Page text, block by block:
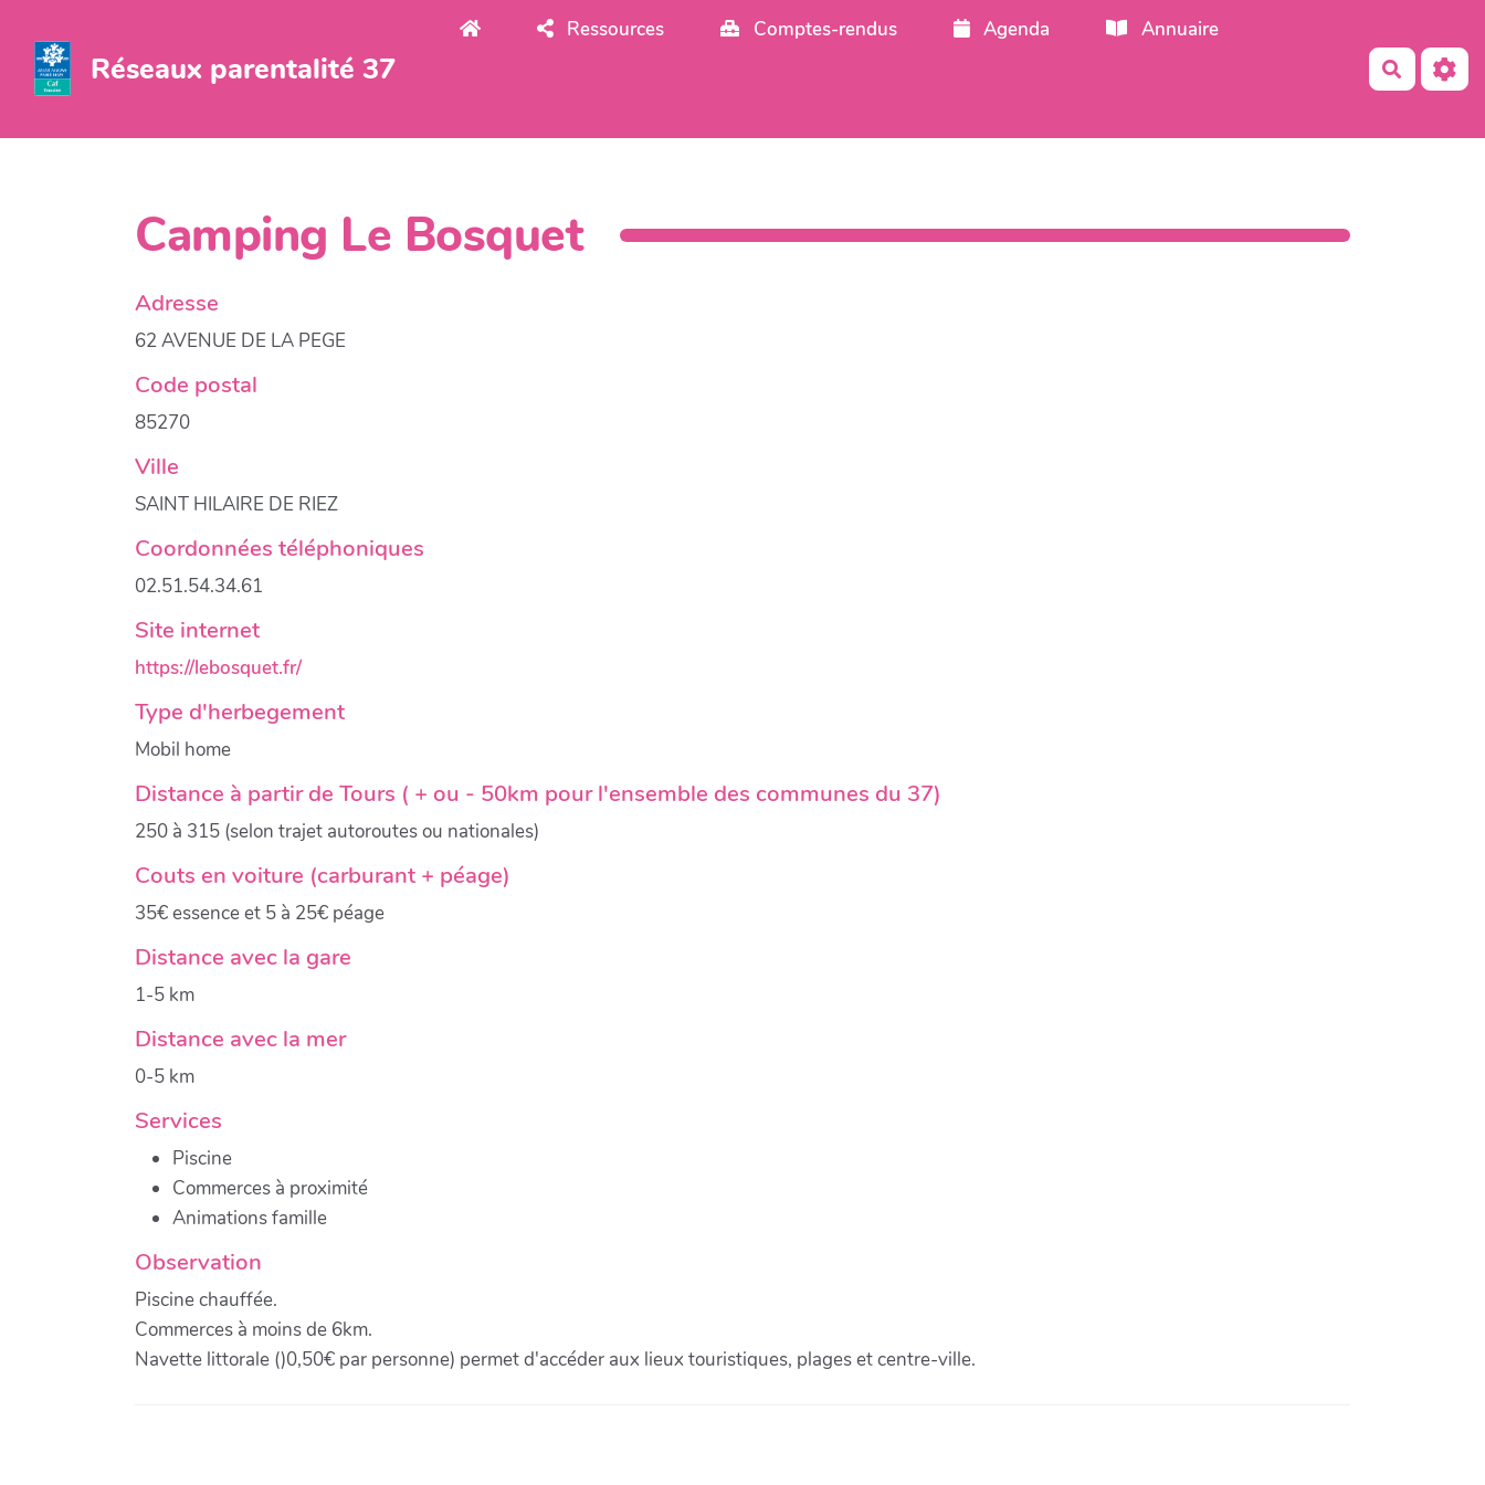
Réseaux parentalité 37
Ressources Comptes-rendus Agenda Annuaire
Camping Le Bosquet
Adresse
62 AVENUE DE LA PEGE
Code postal
85270
Ville
SAINT HILAIRE DE RIEZ
Coordonnées téléphoniques
02.51.54.34.61
Site internet
https://lebosquet.fr/
Type d'herbegement
Mobil home
Distance à partir de Tours ( + ou - 50km pour l'ensemble des communes du 37)
250 à 315 (selon trajet autoroutes ou nationales)
Couts en voiture (carburant + péage)
35€ essence et 5 à 25€ péage
Distance avec la gare
1-5 km
Distance avec la mer
0-5 km
Services
Piscine
Commerces à proximité
Animations famille
Observation
Piscine chauffée.
Commerces à moins de 6km.
Navette littorale ()0,50€ par personne) permet d'accéder aux lieux touristiques, plages et centre-ville.